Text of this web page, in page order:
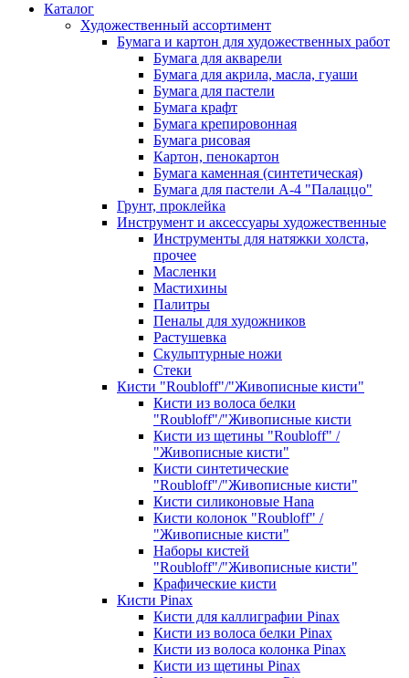
Каталог
Художественный ассортимент
Бумага и картон для художественных работ
Бумага для акварели
Бумага для акрила, масла, гуаши
Бумага для пастели
Бумага крафт
Бумага крепировонная
Бумага рисовая
Картон, пенокартон
Бумага каменная (синтетическая)
Бумага для пастели А-4 "Палаццо"
Грунт, проклейка
Инструмент и аксессуары художественные
Инструменты для натяжки холста,
прочее
Масленки
Мастихины
Палитры
Пеналы для художников
Растушевка
Скульптурные ножи
Стеки
Кисти "Roubloff"/"Живописные кисти"
Кисти из волоса белки
"Roubloff"/"Живописные кисти
Кисти из щетины "Roubloff" /
"Живописные кисти"
Кисти синтетические
"Roubloff"/"Живописные кисти"
Кисти силиконовые Hana
Кисти колонок "Roubloff" /
"Живописные кисти"
Наборы кистей
"Roubloff"/"Живописные кисти"
Крафические кисти
Кисти Pinax
Кисти для каллиграфии Pinax
Кисти из волоса белки Pinax
Кисти из волоса колонка Pinax
Кисти из щетины Pinax